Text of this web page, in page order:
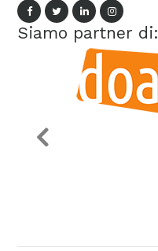
Siamo partner di: